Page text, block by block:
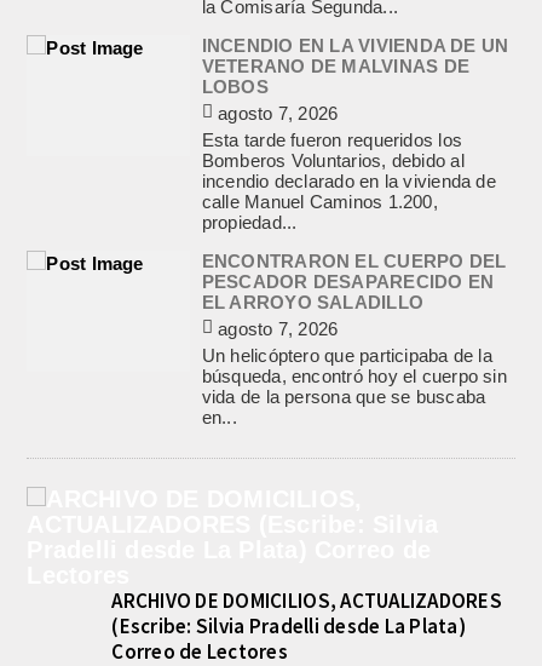
la Comisaría Segunda...
INCENDIO EN LA VIVIENDA DE UN
VETERANO DE MALVINAS DE
LOBOS
agosto 7, 2026
Esta tarde fueron requeridos los
Bomberos Voluntarios, debido al
incendio declarado en la vivienda de
calle Manuel Caminos 1.200,
propiedad...
ENCONTRARON EL CUERPO DEL
PESCADOR DESAPARECIDO EN
EL ARROYO SALADILLO
agosto 7, 2026
Un helicóptero que participaba de la
búsqueda, encontró hoy el cuerpo sin
vida de la persona que se buscaba
en...
ARCHIVO DE DOMICILIOS, ACTUALIZADORES
(Escribe: Silvia Pradelli desde La Plata)
Correo de Lectores